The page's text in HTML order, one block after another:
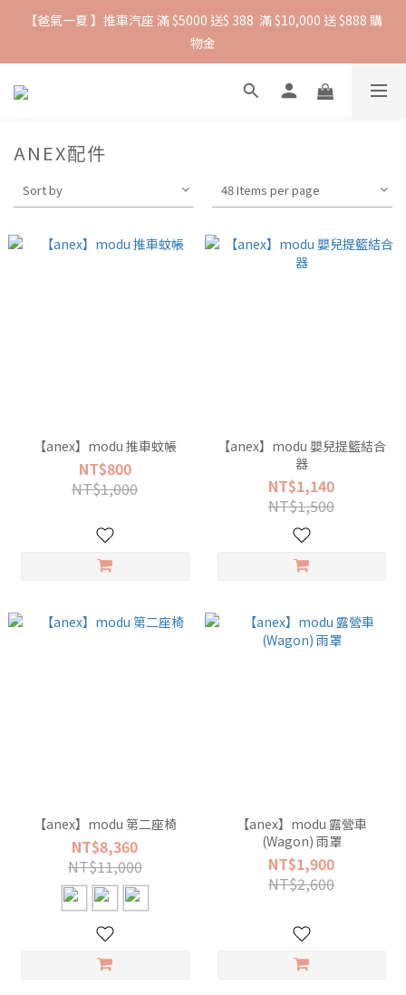
抵抗熱浪必備用品︱滿$2500贈 Farlin EDI超純水溼紙巾
【爸氣一夏 】推車汽座 滿 $5000 送$ 388  滿 $10,000 送 $888 購
物金
抵抗熱浪必備用品︱滿$2500贈 Farlin EDI超純水溼紙巾
ANEX配件
Sort by 48 Items per page
【anex】modu 推車蚊帳
NT$800
NT$1,000
【anex】modu 嬰兒提籃結合
器
NT$1,140
NT$1,500
【anex】modu 第二座椅
NT$8,360
NT$11,000
【anex】modu 露營車
(Wagon) 雨罩
NT$1,900
NT$2,600